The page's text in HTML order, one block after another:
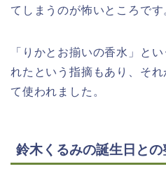
てしまうのが怖いところです
「りかとお揃いの香水」と
れたという指摘もあり、そ
て使われました。
鈴木くるみの誕生日との